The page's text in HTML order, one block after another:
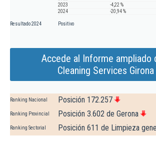
2023
-4,22 %
2024
-20,94 %
Resultado 2024 Positivo
Accede al Informe ampliado
Cleaning Services Girona
Ranking Nacional Posición 172.257
Ranking Provincial Posición 3.602 de Gerona
Ranking Sectorial Posición 611 de Limpieza